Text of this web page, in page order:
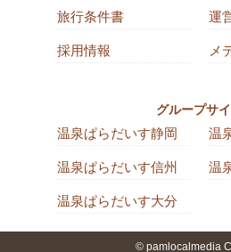
旅行条件書 運
採用情報 メ
グループサ
温泉ぱらだいす静岡 温
温泉ぱらだいす信州 温
温泉ぱらだいす大分
© pamlocalmedia